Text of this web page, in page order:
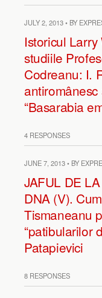
JULY 2, 2013 • BY
Istoricul
studiile
Codreanu: I.
“Basarabia
4 RESPONSES
JUNE 7, 2013 • BY
JAFUL DE
DNA (V).
Tismaneanu
“patibularilor
Patapievici
8 RESPONSES